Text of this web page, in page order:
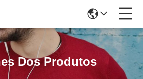
Dos Produtos